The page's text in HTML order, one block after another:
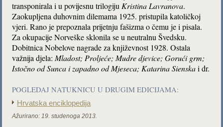
transponirala i u povijesnu trilogiju Kristina Lavranova.
Zaokupljena duhovnim dilemama 1925. pristupila katoličkoj
vjeri. Rano je prepoznala prijetnju fašizma o čemu je i pisala.
Za okupacije Norveške sklonila se u neutralnu Švedsku.
Dobitnica Nobelove nagrade za književnost 1928. Ostala
važnija djela: Mladost; Proljeće; Mudre djevice; Gorući grm;
Istočno od Sunca i zapadno od Mjeseca; Katarina Sienskai dr.
POGLEDAJ NATUKNICU U DRUGIM EDICIJAMA:
Hrvatska enciklopedija
Ažurirano: 19. studenoga 2013.